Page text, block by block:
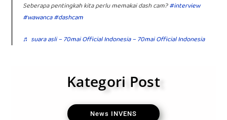
Seberapa pentingkah kita perlu memakai dash cam?#interview
#wawanca#dashcam
♬ suara asli – 70mai Official Indonesia – 70mai Official Indonesia
Kategori Post
News INVENS